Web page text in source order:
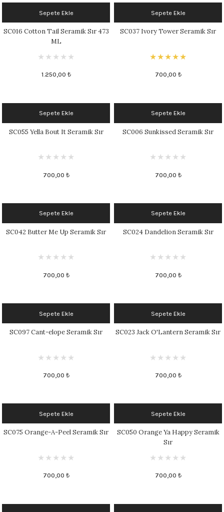
Sepete Ekle
SC016 Cotton Tail Seramik Sır 473
ML
1.250,00 ₺
Sepete Ekle
SC037 Ivory Tower Seramik Sır
700,00 ₺
Sepete Ekle
SC055 Yella Bout It Seramik Sır
700,00 ₺
Sepete Ekle
SC006 Sunkissed Seramik Sır
700,00 ₺
Sepete Ekle
SC042 Butter Me Up Seramik Sır
700,00 ₺
Sepete Ekle
SC024 Dandelion Seramik Sır
700,00 ₺
Sepete Ekle
SC097 Cant-elope Seramik Sır
700,00 ₺
Sepete Ekle
SC023 Jack O'Lantern Seramik Sır
700,00 ₺
Sepete Ekle
SC075 Orange-A-Peel Seramik Sır
700,00 ₺
Sepete Ekle
SC050 Orange Ya Happy Seramik
Sır
700,00 ₺